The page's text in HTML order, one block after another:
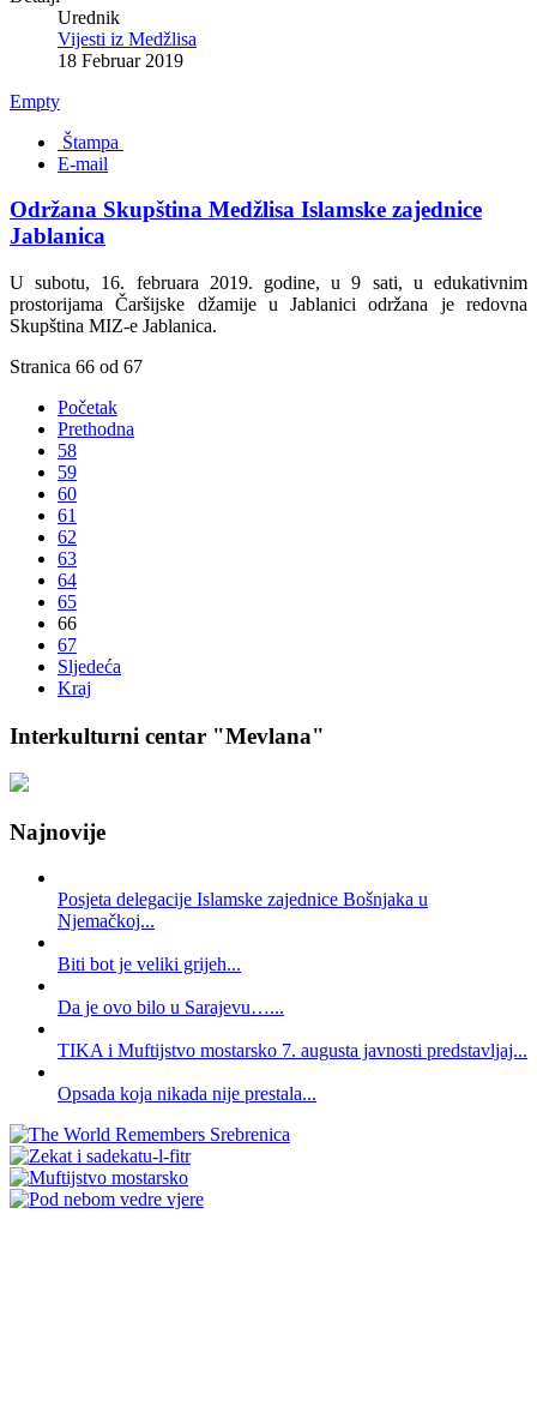
Urednik
Vijesti iz Medžlisa
18 Februar 2019
Empty
Štampa
E-mail
Održana Skupština Medžlisa Islamske zajednice
Jablanica
U subotu, 16. februara 2019. godine, u 9 sati, u edukativnim
prostorijama Čaršijske džamije u Jablanici održana je redovna
Skupština MIZ-e Jablanica.
Stranica 66 od 67
Početak
Prethodna
58
59
60
61
62
63
64
65
66
67
Sljedeća
Kraj
Interkulturni centar "Mevlana"
Najnovije
Posjeta delegacije Islamske zajednice Bošnjaka u
Njemačkoj...
Biti bot je veliki grijeh...
Da je ovo bilo u Sarajevu…...
TIKA i Muftijstvo mostarsko 7. augusta javnosti predstavljaj...
Opsada koja nikada nije prestala...